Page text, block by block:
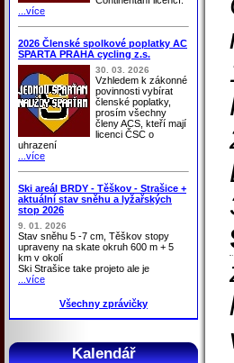
...více
2026 Členské spolkové poplatky AC
SPARTA PRAHA cycling z.s.
30. 03. 2026
Vzhledem k zákonné
povinnosti vybírat
členské poplatky,
prosím všechny
členy ACS, kteří mají
licenci ČSC o
uhrazení
...více
Ski areál BRDY - Těškov - Strašice +
aktuální stav sněhu a lyžařských
stop 2026
9. 01. 2026
Stav sněhu 5 -7 cm, Těškov stopy
upraveny na skate okruh 600 m + 5
km v okolí
Ski Strašice take projeto ale je
...více
Všechny zprávičky
Kalendář